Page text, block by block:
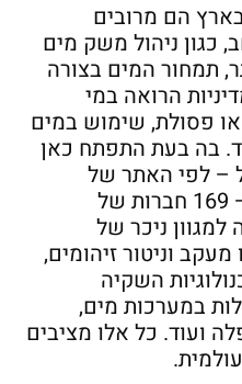
הם מרובים
כגון ניהול משק מים
תמחור המים בצורה
הרואה במי
פסולת, שימוש במים
בה בעת התפתח כאן
– לפי האתר של
סטארט אפ ניישן סנטרל – 169 חברות של
ניכר של
וניטור זיהומים,
השקיה
במערכות מים,
ועוד. כל אלו מציבים